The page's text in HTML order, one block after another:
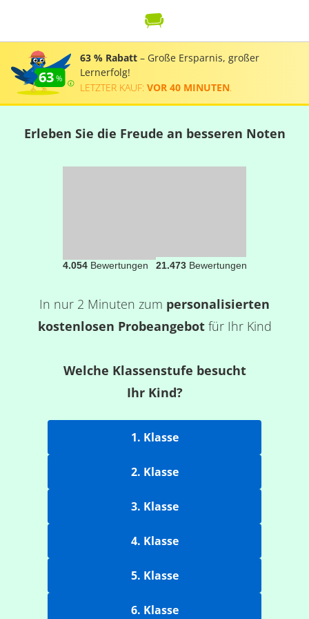
63
63 % Rabatt – Große Ersparnis, großer
Lernerfolg!
LETZTER KAUF: VOR 40 MINUTEN
Erleben Sie die Freude an besseren Noten
4.054Bewertungen 21.473Bewertungen
In nur 2 Minuten zum personalisierten
kostenlosen Probeangebotfür Ihr Kind
Welche Klassenstufe besucht
Ihr Kind?
1. Klasse
2. Klasse
3. Klasse
4. Klasse
5. Klasse
6. Klasse